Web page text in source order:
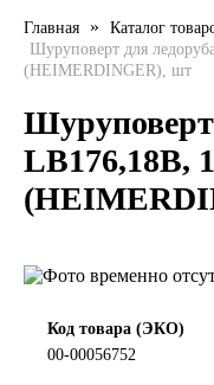
LIQUI MOLY
MANNOL
MOBIL
MOTUL
OIL RIGHT
Главная » Каталог
Шуруповерт для
(HEIMERDINGER), шт
Шуруповерт
LB176,18В,
Код товара (ЭКО)
00-00056752